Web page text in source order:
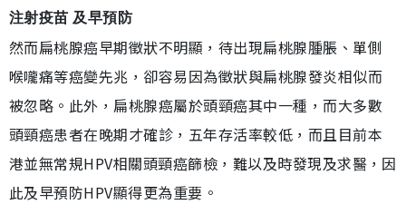
注射疫苗 及早預防
然而扁桃腺癌早期徵狀不明顯，待出現扁桃腺腫脹、單側
喉嚨痛等癌變先兆，卻容易因為徵狀與扁桃腺發炎相似而
被忽略。此外，扁桃腺癌屬於頭頸癌其中一種，而大多數
頭頸癌患者在晚期才確診，五年存活率較低，而且目前本
港並無常規HPV相關頭頸癌篩檢，難以及時發現及求醫，因
此及早預防HPV顯得更為重要。